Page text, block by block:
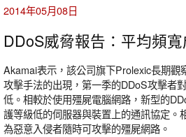
2014年05月08日
DDoS威脅報告：平均頻
Akamai表示，該公司旗下Prolexic長期觀
攻擊手法的出現，第一季的DDoS攻擊者
低。相較於使用殭屍電腦網路，新型的
護等級低的伺服器與裝置上的通訊協定。
為惡意入侵者隨時可攻擊的殭屍網路。